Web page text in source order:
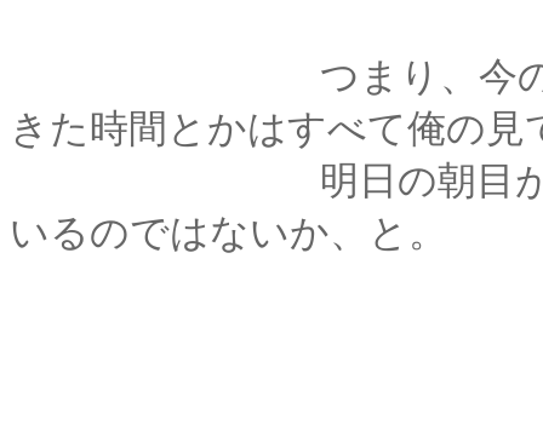
つまり、今の君との
きた時間とかはすべて俺の
明日の朝目が覚める
いるのではないか、と。